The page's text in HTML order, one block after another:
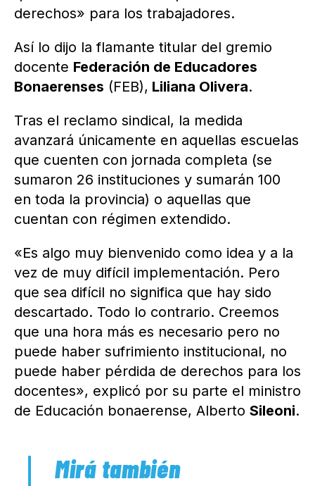
derechos» para los trabajadores.
Así lo dijo la flamante titular del gremio
docente Federación de Educadores
Bonaerenses (FEB), Liliana Olivera.
Tras el reclamo sindical, la medida
avanzará únicamente en aquellas escuelas
que cuenten con jornada completa (se
sumaron 26 instituciones y sumarán 100
en toda la provincia) o aquellas que
cuentan con régimen extendido.
«Es algo muy bienvenido como idea y a la
vez de muy difícil implementación. Pero
que sea difícil no significa que hay sido
descartado. Todo lo contrario. Creemos
que una hora más es necesario pero no
puede haber sufrimiento institucional, no
puede haber pérdida de derechos para los
docentes», explicó por su parte el ministro
de Educación bonaerense, Alberto Sileoni.